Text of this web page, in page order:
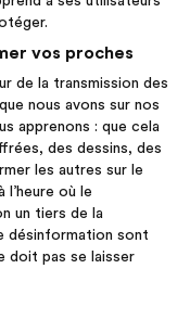
vos proches
de la transmission des
nous avons sur nos
apprenons : que cela
des dessins, des
les autres sur le
où le
un tiers de la
désinformation sont
doit pas se laisser